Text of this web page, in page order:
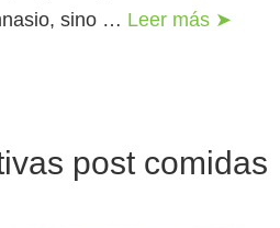
sino … Leer más ➤
post comidas